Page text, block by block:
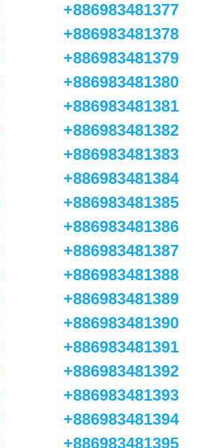
+886983481377
+886983481378
+886983481379
+886983481380
+886983481381
+886983481382
+886983481383
+886983481384
+886983481385
+886983481386
+886983481387
+886983481388
+886983481389
+886983481390
+886983481391
+886983481392
+886983481393
+886983481394
+886983481395